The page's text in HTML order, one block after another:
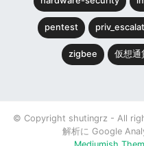
pentest
zigbee 仮想通
© Copyright shutingrz - All
解析に Google